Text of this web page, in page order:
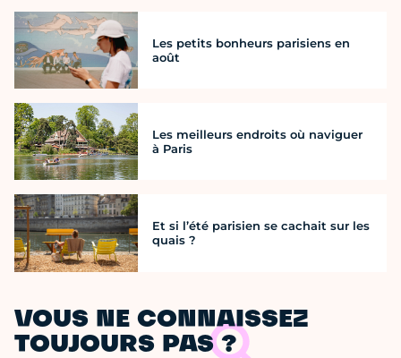
Les petits bonheurs parisiens en
août
Les meilleurs endroits où naviguer
à Paris
Et si l’été parisien se cachait sur les
quais ?
VOUS NE CONNAISSEZ
TOUJOURS PAS ?